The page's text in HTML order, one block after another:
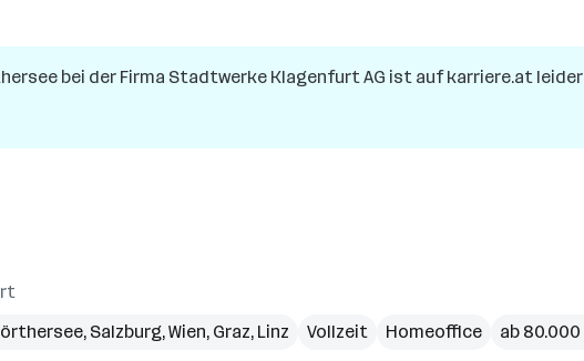
bei der Firma Stadtwerke Klagenfurt AG ist auf karriere.at
, Salzburg,Wien, Graz, Linz Vollzeit Homeoffice ab